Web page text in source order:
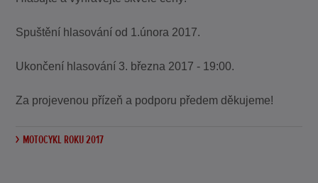
Spuštění hlasování od 1.února 2017.
Ukončení hlasování 3. března 2017 - 19:00.
Za projevenou přízeň a podporu předem děkujeme!
MOTOCYKL ROKU 2017